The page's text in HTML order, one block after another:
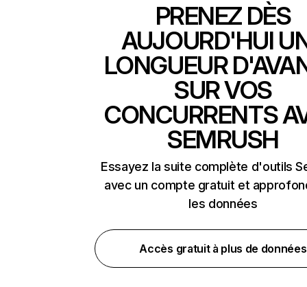
PRENEZ DÈS
AUJOURD'HUI
LONGUEUR
SUR VOS
CONCURRENTS
SEMRUSH
Essayez la suite complète d'outils
avec un compte gratuit et
les données
Accès gratuit à plus de données